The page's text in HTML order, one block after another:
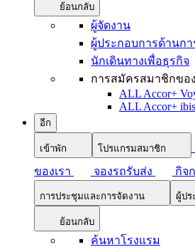
ย้อนกลับ
ผู้จัดงาน
ผู้ประกอบการด้านกา
นักเดินทางเพื่อธุรกิจ
การสมัครสมาชิกของ
ALL Accor+
ALL Accor+ ibis
อีก
เข้าพัก โปรแกรมสมาชิก
ของเรา
จองรถรับส่ง กิจ
การประชุมและการจัดงาน ผู้ปร
ย้อนกลับ
ค้นหาโรงแรม